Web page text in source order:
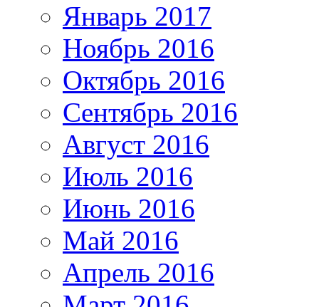
Январь 2017
Ноябрь 2016
Октябрь 2016
Сентябрь 2016
Август 2016
Июль 2016
Июнь 2016
Май 2016
Апрель 2016